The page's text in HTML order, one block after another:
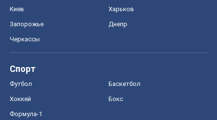
Киев Харьков
Запорожье Днепр
Черкассы
Спорт
Футбол Баскетбол
Хоккей Бокс
Формула-1